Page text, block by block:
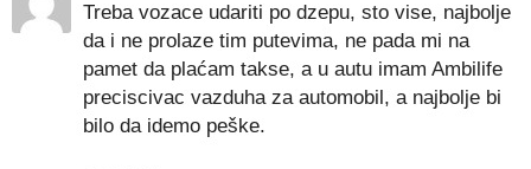
Treba vozace udariti po dzepu, sto vise, najbolje
da i ne prolaze tim putevima, ne pada mi na
pamet da plaćam takse, a u autu imam Ambilife
preciscivac vazduha za automobil, a najbolje bi
bilo da idemo peške.